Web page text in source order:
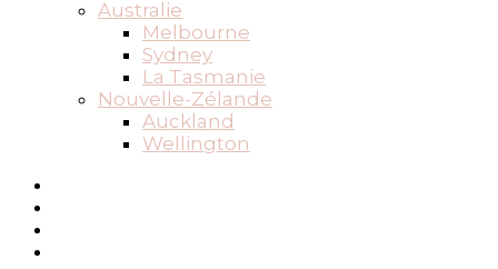
Australie
Melbourne
Sydney
La Tasmanie
Nouvelle-Zélande
Auckland
Wellington